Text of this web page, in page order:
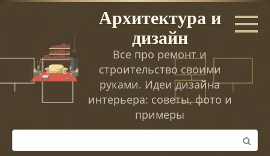
Перейти
Архитектура и
дизайн
Все про ремонт и
строительство своими
руками. Идеи дизайна
интерьера: советы, фото и
примеры
Поиск: